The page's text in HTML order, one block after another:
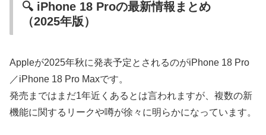
🔍 iPhone 18 Proの最新情報まとめ
（2025年版）
Appleが2025年秋に発表予定とされるのがiPhone 18 Pro
／iPhone 18 Pro Maxです。
発売まではまだ1年近くあるとは言われますが、複数の新
機能に関するリークや噂が徐々に明らかになっています。